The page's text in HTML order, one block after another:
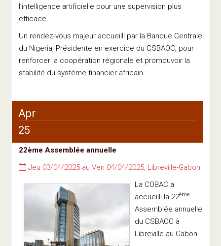
l’intelligence artificielle pour une supervision plus
efficace.
Un rendez-vous majeur accueilli par la Banque Centrale
du Nigeria, Présidente en exercice du CSBAOC, pour
renforcer la coopération régionale et promouvoir la
stabilité du système financier africain.
Apr
25
22ème Assemblée annuelle
Jeu 03/04/2025 au Ven 04/04/2025, Libreville-Gabon
La COBAC a
accueilli la 22ème
Assemblée annuelle
du CSBAOC à
Libreville au Gabon